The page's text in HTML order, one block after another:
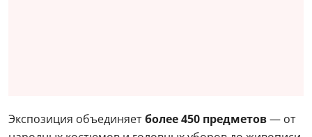
Экспозиция объединяетболее 450 предметов— от